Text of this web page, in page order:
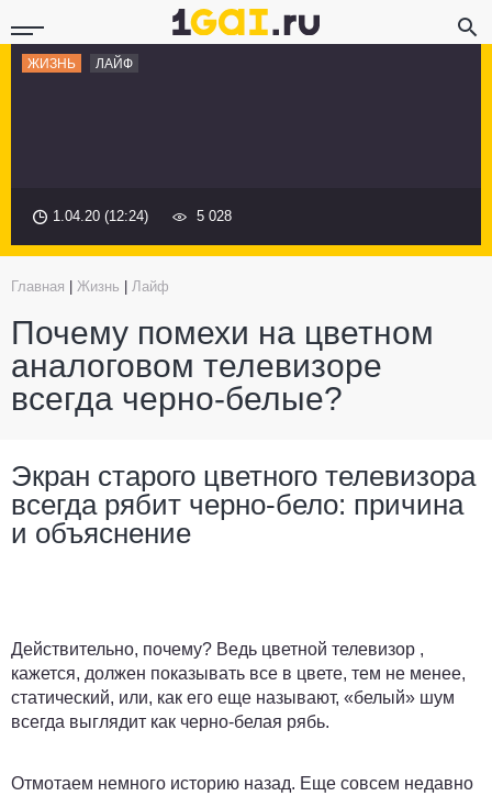
ЖИЗНЬ ЛАЙФ
1.04.20 (12:24) 5 028
Главная Жизнь Лайф
Почему помехи на цветном
аналоговом телевизоре
всегда черно-белые?
Экран старого цветного телевизора
всегда рябит черно-бело: причина
и объяснение
Действительно, почему? Ведь цветной телевизор ,
кажется, должен показывать все в цвете, тем не менее,
статический, или, как его еще называют, «белый» шум
всегда выглядит как черно-белая рябь.
Отмотаем немного историю назад. Еще совсем недавно